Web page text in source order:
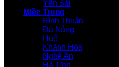
Yên Bái
Miền Trung
Bình Thuận
Đà Nẵng
Huế
Khánh Hòa
Nghệ An
Hà Tĩnh